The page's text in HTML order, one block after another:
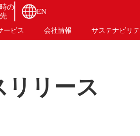
の
EN
ービス 会社情報 サステナビリテ
リリース